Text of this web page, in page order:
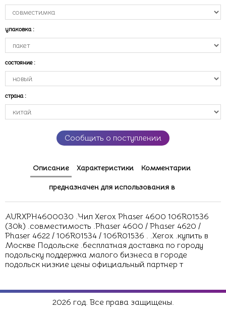
упаковка :
состояние :
страна :
Сообщить о поступлении
Описание Характеристики Комментарии
предназначен для использования в
AURXPH4600030 .Чип Xerox Phaser 4600 106R01536
(30k) .совместимость .Phaser 4600 / Phaser 4620 /
Phaser 4622 / 106R01534 / 106R01536 . .Xerox .купить в
Москве Подольске .бесплатная доставка по городу
подольску поддержка малого бизнеса в городе
подольск низкие цены официальный партнер т
2026 год. Все права защищены.